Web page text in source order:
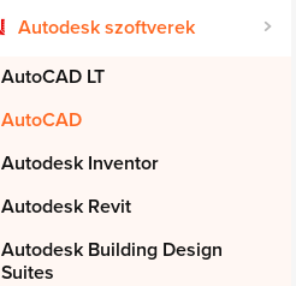
Autodesk szoftverek
AutoCAD LT
AutoCAD
Autodesk Inventor
Autodesk Revit
Autodesk Building Design
Suites